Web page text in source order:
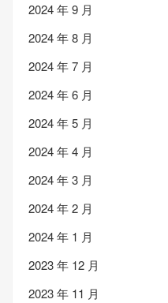
2024 年 9 月
2024 年 8 月
2024 年 7 月
2024 年 6 月
2024 年 5 月
2024 年 4 月
2024 年 3 月
2024 年 2 月
2024 年 1 月
2023 年 12 月
2023 年 11 月